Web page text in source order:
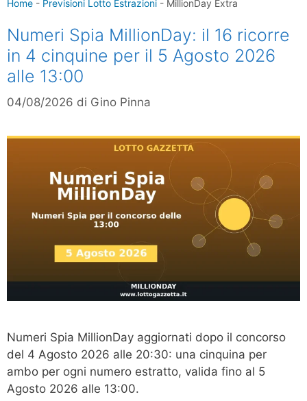
Home - Previsioni Lotto Estrazioni - MillionDay Extra
Numeri Spia MillionDay: il 16 ricorre
in 4 cinquine per il 5 Agosto 2026
alle 13:00
04/08/2026 di Gino Pinna
Numeri Spia MillionDay aggiornati dopo il concorso
del 4 Agosto 2026 alle 20:30: una cinquina per
ambo per ogni numero estratto, valida fino al 5
Agosto 2026 alle 13:00.